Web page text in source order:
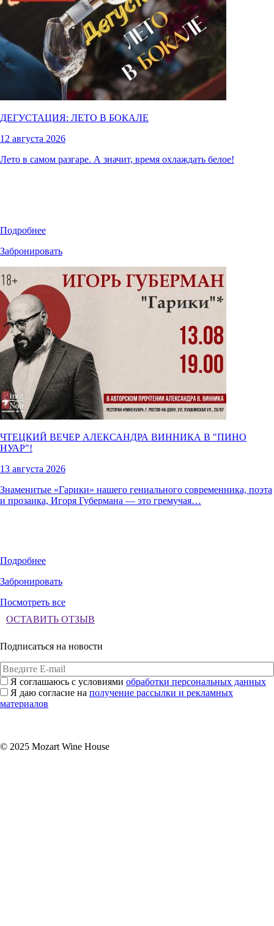
ДЕГУСТАЦИЯ: ЛЕТО В БОКАЛЕ
12 августа 2026
Лето в самом разгаре. А значит, время охлаждать белое!
Подробнее
Забронировать
ЧТЕЦКИЙ ВЕЧЕР АЛЕКСАНДРА ВИННИКА В "ПИНО
НУАР"!
13 августа 2026
Знаменитые «Гарики» нашего гениального современника, поэта
и прозаика, Игоря Губермана — это гремучая…
Подробнее
Забронировать
Посмотреть все
ОСТАВИТЬ ОТЗЫВ
Подписаться на новости
Я соглашаюсь с условиями обработки персональных данных
Я даю согласие на получение рассылки и рекламных
материалов
© 2025 Mozart Wine House